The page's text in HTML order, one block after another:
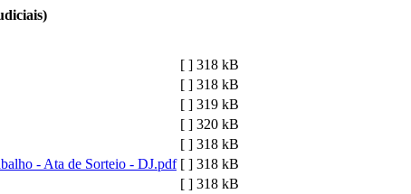
[ ] 318 kB
[ ] 318 kB
[ ] 319 kB
[ ] 320 kB
[ ] 318 kB
- Ata de Sorteio - DJ.pdf [ ] 318 kB
[ ] 318 kB